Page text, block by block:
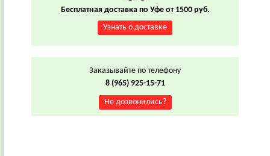
Бесплатная доставка по Уфе от 1500 руб.
Узнать о доставке
Заказывайте по телефону
8 (965) 925-15-71
Не дозвонились?